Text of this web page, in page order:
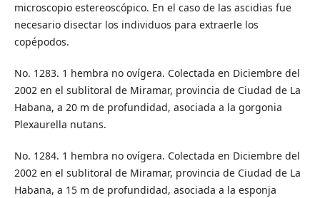
microscopio estereoscópico. En el caso de las ascidias fue
necesario disectar los individuos para extraerle los
copépodos.
No. 1283. 1 hembra no ovígera. Colectada en Diciembre del
2002 en el sublitoral de Miramar, provincia de Ciudad de La
Habana, a 20 m de profundidad, asociada a la gorgonia
Plexaurella nutans.
No. 1284. 1 hembra no ovígera. Colectada en Diciembre del
2002 en el sublitoral de Miramar, provincia de Ciudad de La
Habana, a 15 m de profundidad, asociada a la esponja